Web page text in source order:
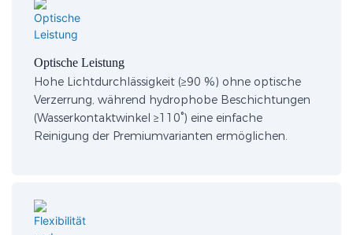
Optische Leistung​
Hohe Lichtdurchlässigkeit (≥90 %) ohne optische
Verzerrung, während hydrophobe Beschichtungen
(Wasserkontaktwinkel ≥110°) eine einfache
Reinigung der Premiumvarianten ermöglichen.